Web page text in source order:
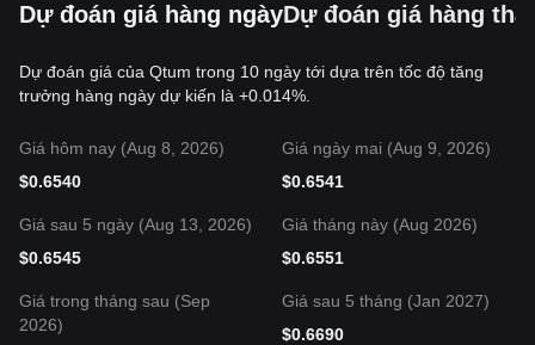
Dự đoán giá hàng ngàyDự đoán giá hàng
Dự đoán giá của Qtum trong 10 ngày tới dựa trên tốc độ tăng
trưởng hàng ngày dự kiến là +0.014%.
Giá hôm nay (Aug 8, 2026)
$0.6540
Giá ngày mai (Aug 9, 2026)
$0.6541
Giá sau 5 ngày (Aug 13, 2026)
$0.6545
Giá tháng này (Aug 2026)
$0.6551
Giá trong tháng sau (Sep
2026)
Giá sau 5 tháng (Jan 2027)
$0.6690